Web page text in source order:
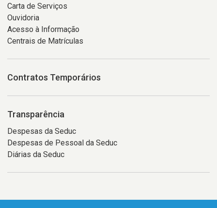
Carta de Serviços
Ouvidoria
Acesso à Informação
Centrais de Matrículas
Contratos Temporários
Transparência
Despesas da Seduc
Despesas de Pessoal da Seduc
Diárias da Seduc